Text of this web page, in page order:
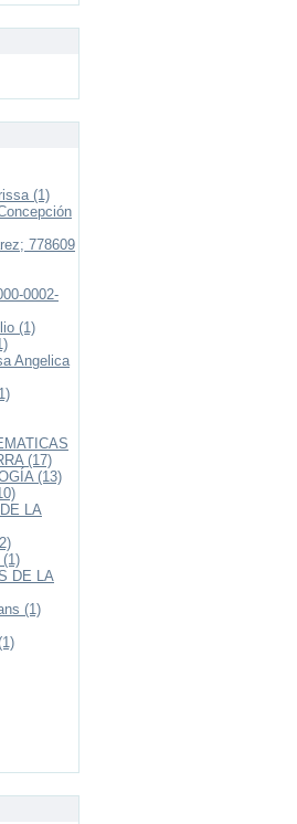
(1)
778609
0002-
(1)
Angelica
(17)
(13)
LA
DE LA
(1)